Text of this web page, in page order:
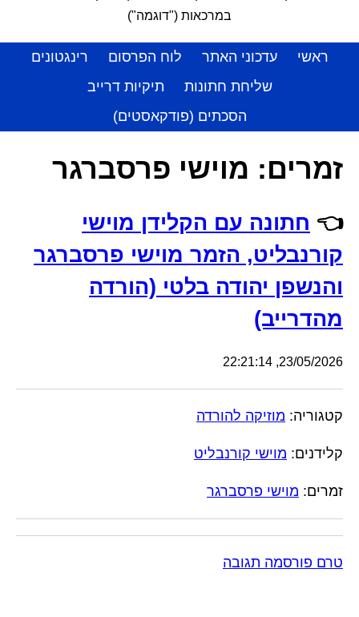
במרכאות ("דוגמה")
ראשי עדכוני האתר לוח הפרסום
רינגטונים
שליחת חתונות
תיקיות דרייב
הסכתים (פודקאסטים)
זמרים: מוישי פרסברגר
👈 חתונה עם הקלידן מוישי
קורנבליט, הזמר מוישי פרסברגר
והנשפן יהודה בלטי (הורדה
מהדרייב)
23/05/2026, 22:21:14
קטגוריה: מוזיקה להורדה
קלידנים: מוישי קורנבליט
זמרים: מוישי פרסברגר
טרם פורסמה תגובה